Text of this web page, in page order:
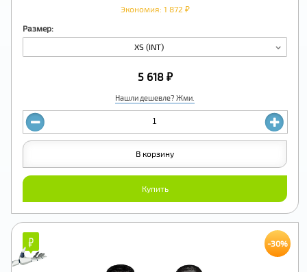
Размер:
XS (INT)
Экономия: 1 872 ₽
Нашли дешевле? Жми.
5 618 ₽
Купить
В корзину
₽
₽ -30%